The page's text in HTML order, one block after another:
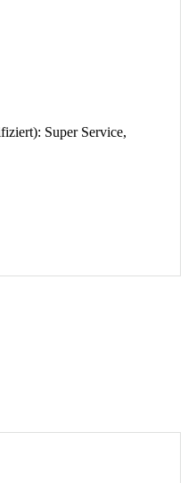
Super Service,